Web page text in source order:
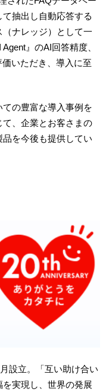
抽出し自動応答する
ナレッジ）として一
』のAI回答精度、
価いただき、導入に至
の豊富な導入事例を
、企業とお客さまの
を今後も提供してい
設立。「互い助け合い
実現し、世界の発展